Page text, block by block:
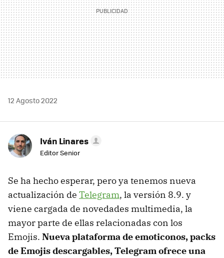
12 Agosto 2022
Iván Linares
Editor Senior
Se ha hecho esperar, pero ya tenemos nueva
actualización de Telegram, la versión 8.9. y
viene cargada de novedades multimedia, la
mayor parte de ellas relacionadas con los
Emojis. Nueva plataforma de emoticonos, packs
de Emojis descargables, Telegram ofrece una